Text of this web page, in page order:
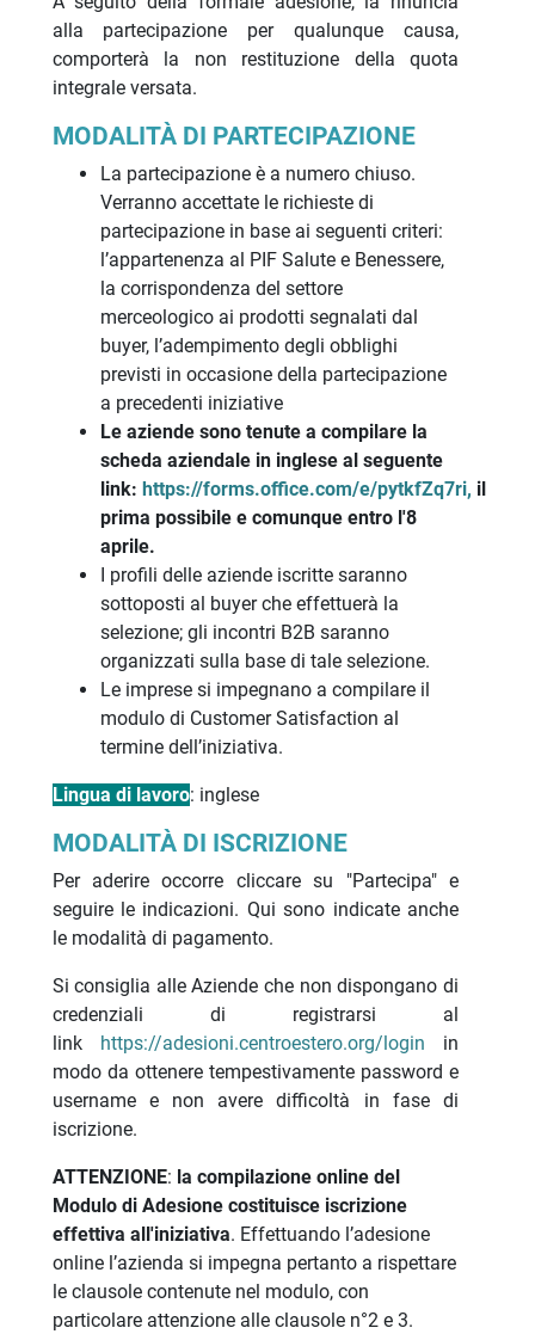
alla partecipazione per qualunque causa,
comporterà la non restituzione della quota
integrale versata.
MODALITÀ DI PARTECIPAZIONE
La partecipazione è a numero chiuso.
Verranno accettate le richieste di
partecipazione in base ai seguenti criteri:
l’appartenenza al PIF Salute e Benessere,
la corrispondenza del settore
merceologico ai prodotti segnalati dal
buyer, l’adempimento degli obblighi
previsti in occasione della partecipazione
a precedenti iniziative
Le aziende sono tenute a compilare la
scheda aziendale in inglese al seguente
link: https://forms.office.com/e/pytkfZq7ri, il
prima possibile e comunque entro l'8
aprile.
I profili delle aziende iscritte saranno
sottoposti al buyer che effettuerà la
selezione; gli incontri B2B saranno
organizzati sulla base di tale selezione.
Le imprese si impegnano a compilare il
modulo di Customer Satisfaction al
termine dell’iniziativa.
Lingua di lavoro: inglese
MODALITÀ DI ISCRIZIONE
Per aderire occorre cliccare su "Partecipa" e
seguire le indicazioni. Qui sono indicate anche
le modalità di pagamento.
Si consiglia alle Aziende che non dispongano di
credenziali di registrarsi al
link
https://adesioni.centroestero.org/login in
modo da ottenere tempestivamente password e
username e non avere difficoltà in fase di
iscrizione.
ATTENZIONE: la compilazione online del
Modulo di Adesione costituisce iscrizione
effettiva all'iniziativa. Effettuando l’adesione
online l’azienda si impegna pertanto a rispettare
le clausole contenute nel modulo, con
particolare attenzione alle clausole n°2 e 3.